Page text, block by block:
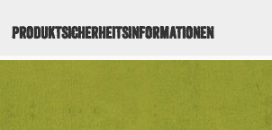
Produktsicherheitsinformationen